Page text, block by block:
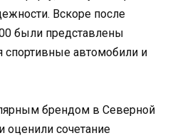
Вскоре после
были представлены
спортивные автомобили и
брендом в Северной
оценили сочетание